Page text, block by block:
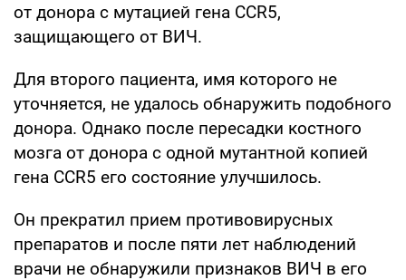
от донора с мутацией гена CCR5,
защищающего от ВИЧ.
Для второго пациента, имя которого не
уточняется, не удалось обнаружить подобного
донора. Однако после пересадки костного
мозга от донора с одной мутантной копией
гена CCR5 его состояние улучшилось.
Он прекратил прием противовирусных
препаратов и после пяти лет наблюдений
врачи не обнаружили признаков ВИЧ в его